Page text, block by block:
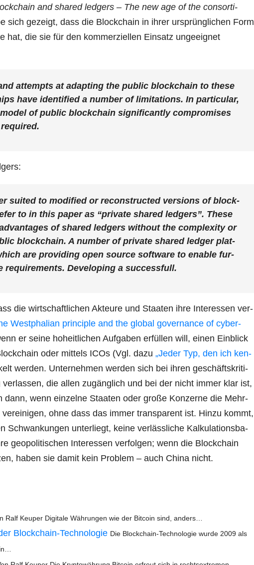
and shared led­gers – The new age of the con­sor­ti­
sich gezeigt, dass die Block­chain in ihrer ursprüng­li­chen Form
hat, die sie für den kom­mer­zi­el­len Ein­satz unge­eig­net
attempts at adap­ting the public block­chain to the­se
have iden­ti­fied a num­ber of limi­ta­ti­ons. In par­ti­cu­lar,
of public block­chain signi­fi­cant­ly com­pro­mi­ses
sui­ted to modi­fied or recon­s­truc­ted ver­si­ons of block­
to in this paper as “pri­va­te shared led­gers”. The­se
of shared led­gers wit­hout the com­ple­xi­ty or
block­chain. A num­ber of pri­va­te shared led­ger plat­
are pro­vi­ding open source soft­ware to enable fur­
requi­re­ments. Deve­lo­ping a successfull.
die wirt­schaft­li­chen Akteu­re und Staa­ten ihre Inter­es­sen ver­
West­pha­li­an prin­ci­ple and the glo­bal gover­nan­ce of cyber­
er sei­ne hoheit­li­chen Auf­ga­ben erfül­len will, einen Ein­blick
oder mit­tels ICOs (Vgl. dazu „Jeder Typ, den ich ken­
wer­den. Unter­neh­men wer­den sich bei ihren geschäfts­kri­ti­
die allen zugäng­lich und bei der nicht immer klar ist,
dann, wenn ein­zel­ne Staa­ten oder gro­ße Kon­zer­ne die Mehr­
ohne dass das immer trans­pa­rent ist. Hin­zu kommt,
Schwan­kun­gen unter­liegt, kei­ne ver­läss­li­che Kal­ku­la­ti­ons­ba­
geo­po­li­ti­schen Inter­es­sen ver­fol­gen; wenn die Block­chain
haben sie damit kein Pro­blem – auch Chi­na nicht.
Ralf Keu­per Digi­ta­le Wäh­run­gen wie der Bit­co­in sind, anders…
Block­chain-Tech­no­lo­gie Die Block­chain-Tech­­no­­lo­­gie wur­de 2009 als